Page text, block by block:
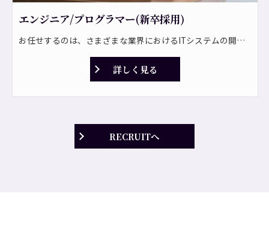
エンジニア/プログラマー(新卒採用)
お任せするのは、さまざまな業界におけるITシステムの開発です。 システム開発からネットワーク構築まで豊富なプロジェクトがあり、要件定義から運用・保守までトータルでサポートします。 <プロジェクト一例> ・企業向け基幹業務システムの開発 ・サーバ構築、ネットワーク構築 ・業務ソリューションの提案、導入、運用支援 ・コンシューマ向けアプリケーションの開発 ・ICTに関わるコンサルティング業務 ＊見積作成、部品管理などの基幹システムを開発します。 ＊期間は短い案件で6ヶ月、長い案件で3年です。 ⇒常駐の可能性もあり！ <自社パッケー開発> 今後は事業拡大に伴い、ストック型のビジネスを通じて、安定して利益を生み出せる体制を整えていく方針です。 自社パッケージ製品の開発も担っていただきたいと考えています！
詳しく見る
RECRUITへ